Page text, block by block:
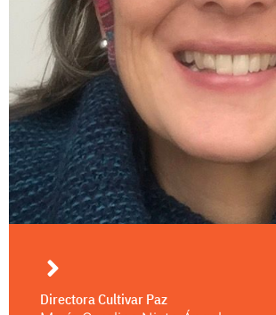
Directora Cultivar Paz